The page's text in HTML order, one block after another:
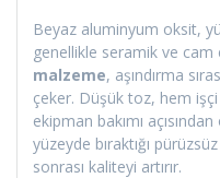
Beyaz aluminyum oksit,
genellikle seramik ve cam
malzeme, aşındırma
çeker. Düşük toz, hem işçi
ekipman bakımı
yüzeyde bıraktığı
sonrası kaliteyi artırır.